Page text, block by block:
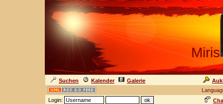
Miris
Suchen Kalender Galerie
Login: